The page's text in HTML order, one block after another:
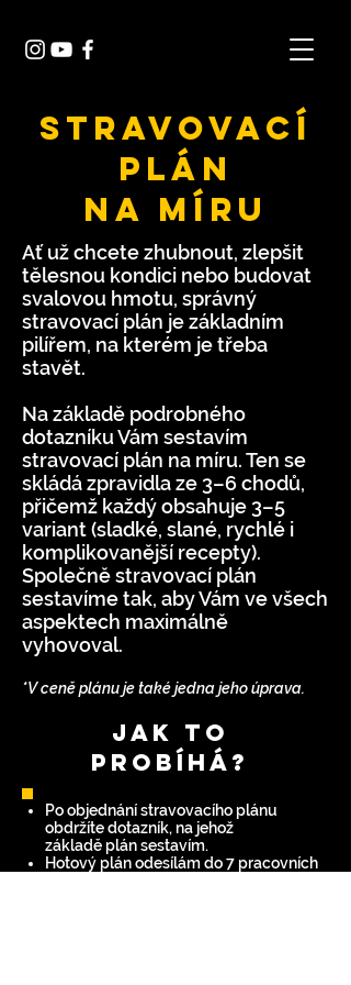
STRAVOVACÍ
PLÁN
NA MíRU
Ať už chcete zhubnout, zlepšit
tělesnou kondici nebo budovat
svalovou hmotu, správný
stravovací plán je základním
pilířem, na kterém je třeba
stavět.
Na základě podrobného
dotazníku Vám sestavím
stravovací plán na míru. Ten se
skládá zpravidla ze 3–6 chodů,
přičemž každý obsahuje 3–5
variant (sladké, slané, rychlé i
komplikovanější recepty).
Společně stravovací plán
sestavíme tak, aby Vám ve všech
aspektech maximálně
vyhovoval.
*V ceně plánu je také jedna jeho úprava.
JAK TO
PROBÍHÁ?
Po objednání stravovacího plánu
obdržíte dotazník, na jehož
základě plán sestavím.
Hotový plán odesílám do 7 pracovních